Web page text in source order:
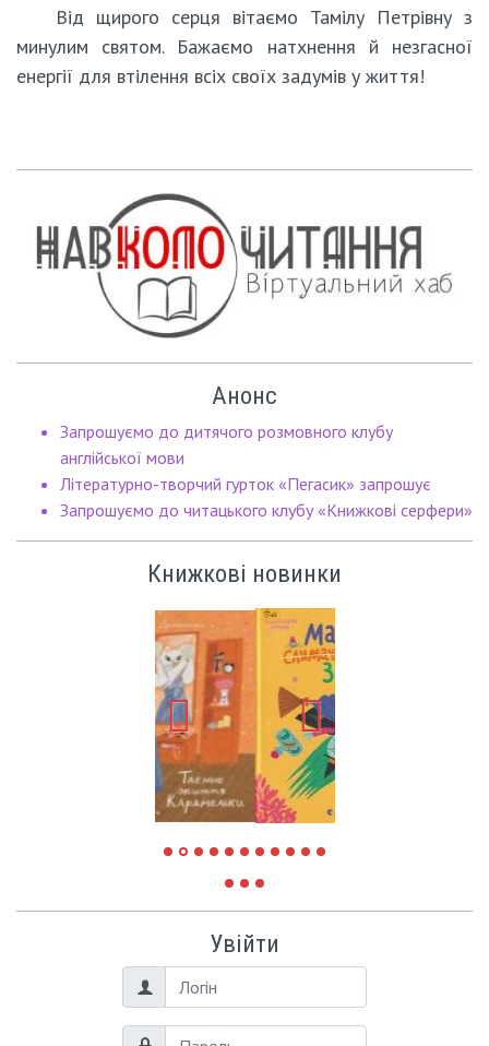
Від щирого серця вітаємо Тамілу Петрівну з
минулим святом. Бажаємо натхнення й незгасної
енергії для втілення всіх своїх задумів у життя!
Анонс
Запрошуємо до дитячого розмовного клубу
англійської мови
Літературно-творчий гурток «Пегасик» запрошує
Запрошуємо до читацького клубу «Книжкові серфери»
Книжкові новинки
Увійти
Логін